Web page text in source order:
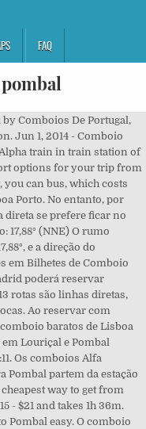
FAQ
confirmação imediata. Pode apanhar o comboio para Pombal, Leiria em Lisboa - Santa Apolonia, Lisboa - Oriente, Lisbon - Oriente and Lisboa - Santa Apolónia, que chega a Pombal and Pombal Train Station. Alguns comboios IC, AP, Regional e cargas passagens pela estação durante noite. Lisboa, Bruxelas, Berlim, Bucareste e Lubliana estão na rota dos eventos associados ao comboio das... Fonte: PÚBLICO em 01-12 15:40 Líder do CDS-PP pede ao Governo “humanidade e humildade” para empresários em greve de fome The Castle of Soure (Portuguese: Castelo de Soure) is a Portuguese castle in the civil parish of Soure, municipality of Soure, district of Coimbra. The best way to get from Lisbon to Pombal is to train which takes 1h 36m and costs $15 - $21. The Alfa Pendular, the fastest train in Portugal, is a popular travel choice, as it can run at a speed of up to 250 km/h. O comboio Lisboa Pombal é uma ligação direta. Encontrará os melhores preços em comboios da Renfe: viagens em AVE, bilhetes de Alta Velocidade, Meia Distância e Larga Distância. The social distance requirement in Pombal is 2 metres. Filled with useful and timely travel information, the guides answer all the hard questions - such as 'How do I buy a ticket? The train from Lisboa - Santa Apolonia to Pombal takes 1h 36m including transfers and departs every two hours. Lisbon to Pombal train services, operated by Comboios De Portugal, depart from Lisboa - Santa Apolonia station. CP - Comboios de Portugal (Gare do Oriente) Gares ferroviaires Son auteur est le célèbre architecte et ingénieur espagnol Santiago Calatrava, bien connu pour son style unique qui allie des matériaux comme le béton, le verre et l’acier, maintenant visibles les structures que d’autres architectes cachent. Exceptions may apply, for full details: European Union. Consulte os serviços, acessos e horários da Estação de Pombal. The distance between Lisbon and Pombal is 88 miles. Lisbon to Hotel Pestana Cascais Ocean Conference Aparthotel, Lisbon Airport LIS to Pombal Leiria Portugal, Porto Airport OPO to Pombal Leiria Portugal, Madrid Airport MAD to Pombal Leiria Portugal, Alicante Airport ALC to Pombal Leiria Portugal, Figueiró dos Vinhos to Pombal Leiria Portugal, Salamanca Castille and León Spain to Pombal Leiria Portugal, Sanctuary of Fátima to Pombal Leiria Portugal, Praia da Vieira to Pombal Leiria Portugal, Valado dos Frades to Pombal Leiria Portugal, Lisbon Oriente Station to Pombal Leiria Portugal, There is a social distancing requirement of 2 metres. Encontrar a ligação de comboio ideal nunca foi tão fácil: graças ao virail, poderá comparar centenas de ofertas em simultâneo, inserindo apenas a data da sua viagem. Save this link to stay updated on COVID-19 restrictions, Observe COVID-19 safety rulesNationwide control measures in place, If you need help, visit the national COVID-19 website or call the COVID-19 Helpline 808 24 24 24. 1069-095 Lisboa, Portugal Sede Executiva Estrada da Pontinha, s/n 1600-582 Lisboa, Portugal 213 500 115 secretaria.geral@metrolisboa.pt Contactos Institucionais para entidades públicas, internacionais e … What should I do if I have COVID-19 symptoms when I arrive in Pombal? Portugal's main stations are Santa Apolónia in Lisbon and Campanha in Porto – these connect to trains in Portugal's cities and international destinations. The station opened on May 19, 1998, in conjunction with the Alameda, Olaias, Bela Vista and Chelas stations, with the original construction of the Red Line, connection central Lisbon to the new zone occupied by the EXPO'98.. COVID-19 Travel restrictions may apply in Portugal. Como viajar de comboio de Porto (Portugal) para Pombal (Portugal) (138km). More details Train or bus from Lisbon to Pombal? Take the train from Lisboa - Sant